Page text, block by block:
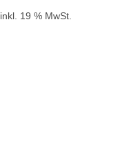
inkl. 19 % MwSt.